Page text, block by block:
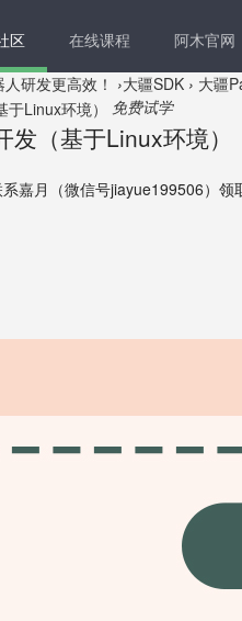
区 在线课程
阿木官网
研发更高效！ ›大疆SDK › 大疆
免费试学
（基于Linux环境）
嘉月（微信号jiayue199506）